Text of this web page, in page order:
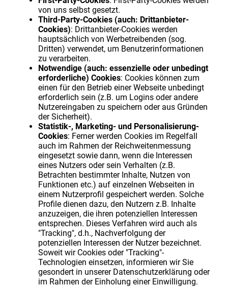
von uns selbst gesetzt.
Third-Party-Cookies (auch: Drittanbieter-
Cookies): Drittanbieter-Cookies werden
hauptsächlich von Werbetreibenden (sog.
Dritten) verwendet, um Benutzerinformationen
zu verarbeiten.
Notwendige (auch: essenzielle oder unbedingt
erforderliche) Cookies: Cookies können zum
einen für den Betrieb einer Webseite unbedingt
erforderlich sein (z.B. um Logins oder andere
Nutzereingaben zu speichern oder aus Gründen
der Sicherheit).
Statistik-, Marketing- und Personalisierung-
Cookies: Ferner werden Cookies im Regelfall
auch im Rahmen der Reichweitenmessung
eingesetzt sowie dann, wenn die Interessen
eines Nutzers oder sein Verhalten (z.B.
Betrachten bestimmter Inhalte, Nutzen von
Funktionen etc.) auf einzelnen Webseiten in
einem Nutzerprofil gespeichert werden. Solche
Profile dienen dazu, den Nutzern z.B. Inhalte
anzuzeigen, die ihren potenziellen Interessen
entsprechen. Dieses Verfahren wird auch als
"Tracking", d.h., Nachverfolgung der
potenziellen Interessen der Nutzer bezeichnet.
Soweit wir Cookies oder "Tracking"-
Technologien einsetzen, informieren wir Sie
gesondert in unserer Datenschutzerklärung oder
im Rahmen der Einholung einer Einwilligung.